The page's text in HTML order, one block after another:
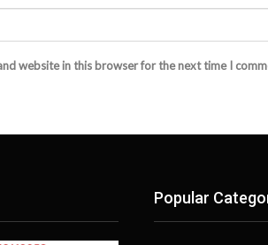
website in this browser for the next time I
Popular